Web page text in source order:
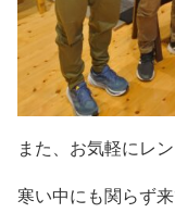
また、お気軽にレ
寒い中にも関らず